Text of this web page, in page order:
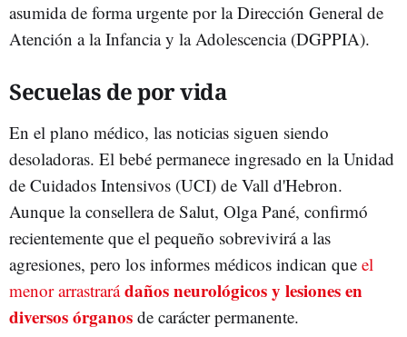
asumida de forma urgente por la Dirección General de
Atención a la Infancia y la Adolescencia (DGPPIA).
Secuelas de por vida
En el plano médico, las noticias siguen siendo
desoladoras. El bebé permanece ingresado en la Unidad
de Cuidados Intensivos (UCI) de Vall d'Hebron.
Aunque la consellera de Salut, Olga Pané, confirmó
recientemente que el pequeño sobrevivirá a las
agresiones, pero los informes médicos indican que el
menor arrastrarádaños neurológicos y lesiones en
diversos órganos de carácter permanente.